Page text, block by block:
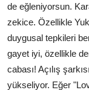
de eğleniyorsun.
zekice. Özellikle
duygusal tepkileri
gayet iyi, özellikle
cabası! Açılış
yükseliyor. Eğer